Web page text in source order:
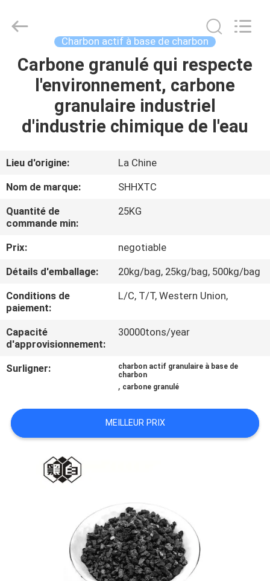
MAISON
PRODUITS
PROPOS
DE
NOUS
VISITE
D'USINE
CONTRÔLE
QUALITÉ
CONTACTEZ-
NOUVELLES
Activated
Carbon
Reserved.
Charbon actif à base de charbon
Carbone granulé qui respecte
l'environnement, carbone
granulaire industriel
d'industrie chimique de l'eau
Lieu d'origine:
La Chine
Nom de marque:
SHHXTC
Quantité de
commande min:
25KG
Prix:
negotiable
Détails d'emballage:
20kg/bag, 25kg/bag, 500kg/bag
Conditions de
paiement:
L/C, T/T, Western Union,
Capacité
d'approvisionnement:
30000tons/year
Surligner:
charbon actif granulaire à base de
charbon
, carbone granulé
MEILLEUR PRIX